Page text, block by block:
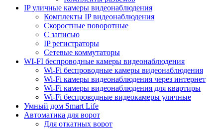
IP уличные камеры видеонаблюдения
Комплекты IP видеонаблюдения
Скоростные поворотные
С записью
IP регистраторы
Сетевые коммутаторы
WI-FI беспроводные камеры видеонаблюдения
Wi-Fi беспроводные камеры видеонаблюдения
Wi-Fi камеры видеонаблюдения через интернет
Wi-Fi камеры видеонаблюдения для квартиры
Wi-Fi беспроводные видеокамеры уличные
Умный дом Smart Life
Автоматика для ворот
Для откатных ворот